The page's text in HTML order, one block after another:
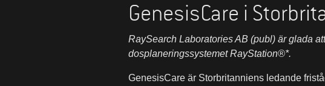
GenesisCare i
RaySearch Laboratories AB (publ) är glada
dosplaneringssystemet RayStation®*.
GenesisCare är Storbritanniens ledande